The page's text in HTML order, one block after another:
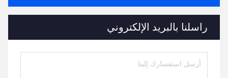
راسلنا بالبريد الإلكتروني